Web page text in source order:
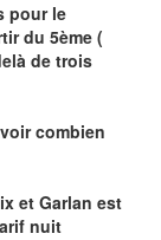
pour le
du 5ème (
de trois
combien
et Garlan est
nuit